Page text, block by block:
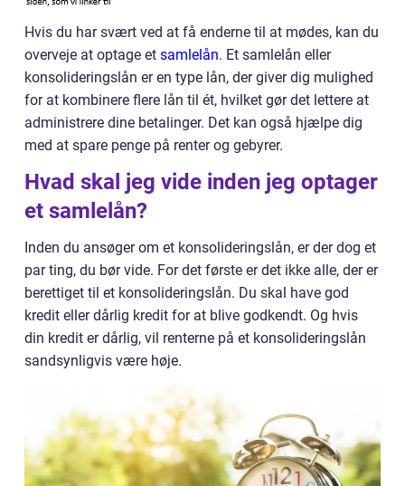
Hvis du har svært ved at få enderne til at mødes, kan du
overveje at optage et samlelån. Et samlelån eller
konsolideringslån er en type lån, der giver dig mulighed
for at kombinere flere lån til ét, hvilket gør det lettere at
administrere dine betalinger. Det kan også hjælpe dig
med at spare penge på renter og gebyrer.
Hvad skal jeg vide inden jeg optager
et samlelån?
Inden du ansøger om et konsolideringslån, er der dog et
par ting, du bør vide. For det første er det ikke alle, der er
berettiget til et konsolideringslån. Du skal have god
kredit eller dårlig kredit for at blive godkendt. Og hvis
din kredit er dårlig, vil renterne på et konsolideringslån
sandsynligvis være høje.